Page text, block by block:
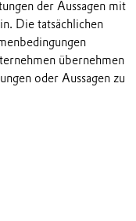
der Aussagen mit
Die tatsächlichen
übernehmen
oder Aussagen zu